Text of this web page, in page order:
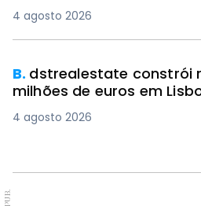
4 agosto 2026
B. dstrealestate constrói
milhões de euros em
4 agosto 2026
PUB.